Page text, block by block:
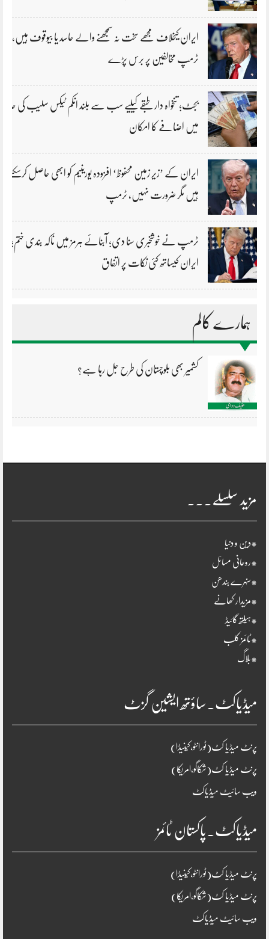
ایران کیخلاف مجھے سخت نہ سمجھنے والے حاسد یا بیوقوف ہیں،
ٹرمپ مخالفین پر برس پڑے
بجٹ؛ تنخواہ دار طبقے کیلیے سب سے بلند انکم ٹیکس سلیب کی حد
میں اضافے کا امکان
ایران کے ’زیر زمین محفوظ‘ افزودہ یورینیم کو ابھی حاصل کرسکتے
ہیں مگر ضرورت نہیں، ٹرمپ
ٹرمپ نے خوشخبری سنا دی؛ آبنائے ہرمز میں ناکہ بندی ختم؛
ایران کیساتھ کئی نکات پر اتفاق
ہمارے کالم
کشمیر بھی بلوچستان کی طرح جل رہا ہے؟
مزید سلسلے۔۔۔
*دین و دنیا
*روحانی مسائل
*سنہرے بندھن
*مزیدار کھانے
*ہیلتھ گائیڈ
*ٹائمز کلب
*بلاگ
میڈیاکٹ۔ساؤتھ ایشین گزٹ
پرنٹ میڈیا کٹ(ٹورانٹو،کینیڈا)
پرنٹ میڈیا کٹ(شکاگو،امریکا)
ویب سائیٹ میڈیاکٹ
میڈیاکٹ۔پاکستان ٹائمز
پرنٹ میڈیا کٹ(ٹورانٹو،کینیڈا)
پرنٹ میڈیا کٹ(شکاگو،امریکا)
ویب سائیٹ میڈیاکٹ